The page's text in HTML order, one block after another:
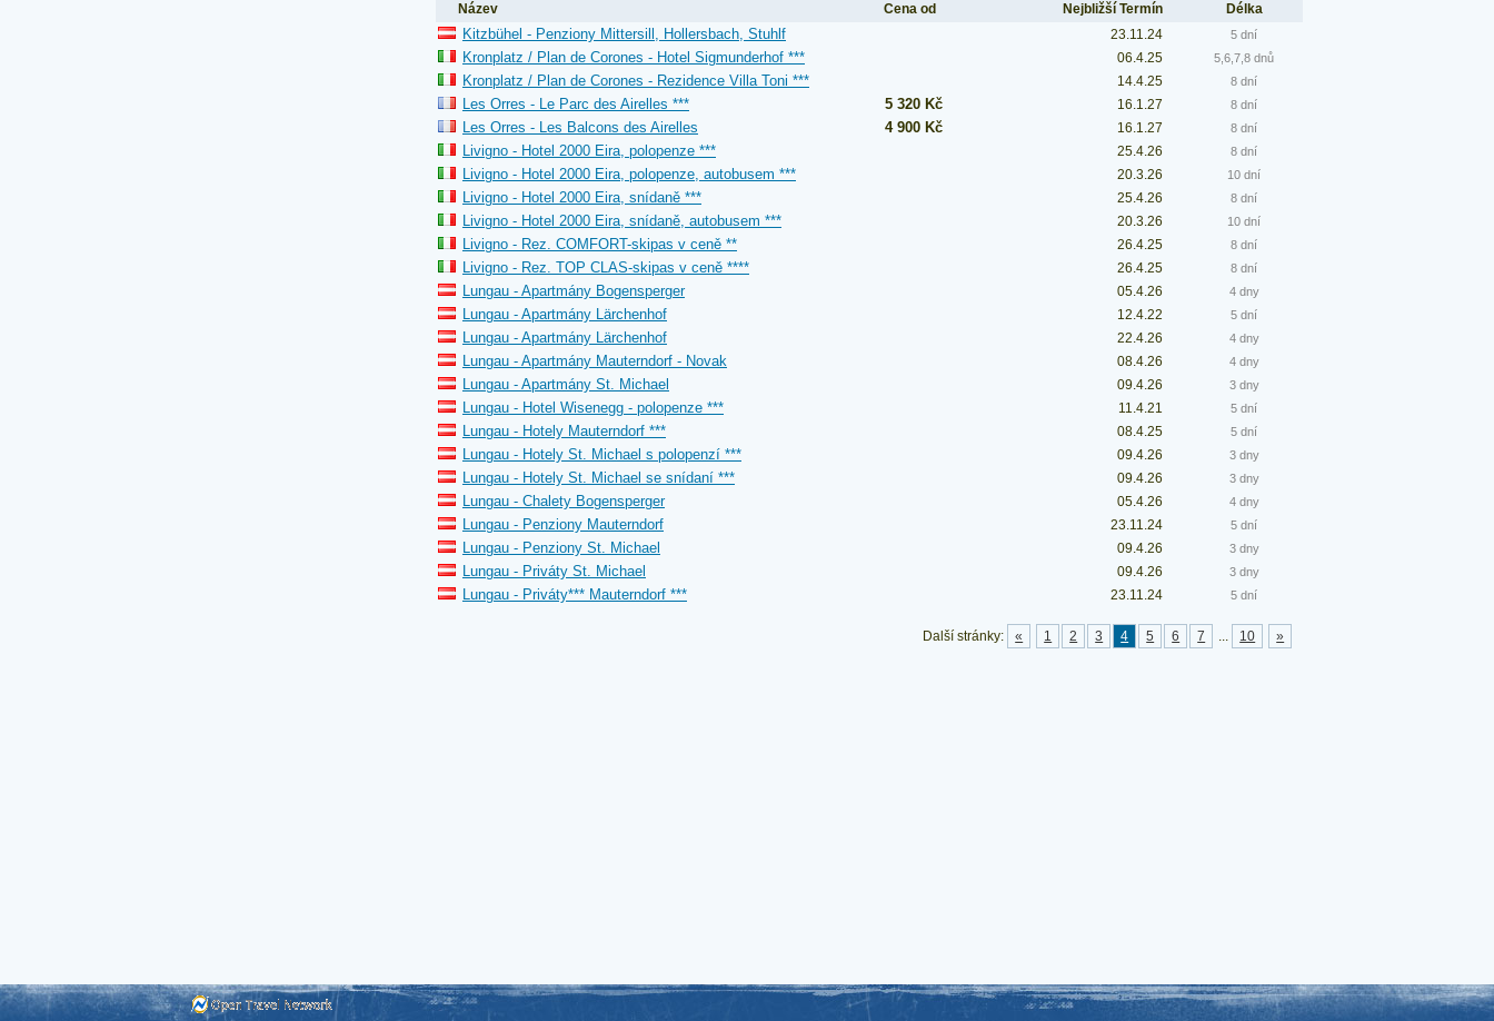
Název Cena od Nejbližší Termín Délka
Kitzbühel - Penziony Mittersill, Hollersbach, Stuhlf 23.11.24 5 dní
Kronplatz / Plan de Corones - Hotel Sigmunderhof *** 06.4.25 5,6,7,8 dnů
Kronplatz / Plan de Corones - Rezidence Villa Toni *** 14.4.25 8 dní
Les Orres - Le Parc des Airelles *** 5 320 Kč 16.1.27 8 dní
Les Orres - Les Balcons des Airelles 4 900 Kč 16.1.27 8 dní
Livigno - Hotel 2000 Eira, polopenze *** 25.4.26 8 dní
Livigno - Hotel 2000 Eira, polopenze, autobusem *** 20.3.26 10 dní
Livigno - Hotel 2000 Eira, snídaně *** 25.4.26 8 dní
Livigno - Hotel 2000 Eira, snídaně, autobusem *** 20.3.26 10 dní
Livigno - Rez. COMFORT-skipas v ceně ** 26.4.25 8 dní
Livigno - Rez. TOP CLAS-skipas v ceně **** 26.4.25 8 dní
Lungau - Apartmány Bogensperger 05.4.26 4 dny
Lungau - Apartmány Lärchenhof 12.4.22 5 dní
Lungau - Apartmány Lärchenhof 22.4.26 4 dny
Lungau - Apartmány Mauterndorf - Novak 08.4.26 4 dny
Lungau - Apartmány St. Michael 09.4.26 3 dny
Lungau - Hotel Wisenegg - polopenze *** 11.4.21 5 dní
Lungau - Hotely Mauterndorf *** 08.4.25 5 dní
Lungau - Hotely St. Michael s polopenzí *** 09.4.26 3 dny
Lungau - Hotely St. Michael se snídaní *** 09.4.26 3 dny
Lungau - Chalety Bogensperger 05.4.26 4 dny
Lungau - Penziony Mauterndorf 23.11.24 5 dní
Lungau - Penziony St. Michael 09.4.26 3 dny
Lungau - Priváty St. Michael 09.4.26 3 dny
Lungau - Priváty*** Mauterndorf *** 23.11.24 5 dní
Další stránky: « 1 2 3 4 5 6 7 ... 10 »